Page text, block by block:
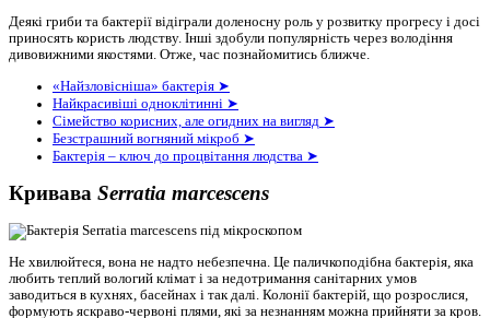
Деякі гриби та бактерії відіграли доленосну роль у розвитку прогресу і досі
приносять користь людству. Інші здобули популярність через володіння
дивовижними якостями. Отже, час познайомитись ближче.
«Найзловісніша» бактерія ➤
Найкрасивіші одноклітинні ➤
Сімейство корисних, але огидних на вигляд ➤
Безстрашний вогняний мікроб ➤
Бактерія – ключ до процвітання людства ➤
Кривава Serratia marcescens
Не хвилюйтеся, вона не надто небезпечна. Це паличкоподібна бактерія, яка
любить теплий вологий клімат і за недотримання санітарних умов
заводиться в кухнях, басейнах і так далі. Колонії бактерій, що розрослися,
формують яскраво-червоні плями, які за незнанням можна прийняти за кров.